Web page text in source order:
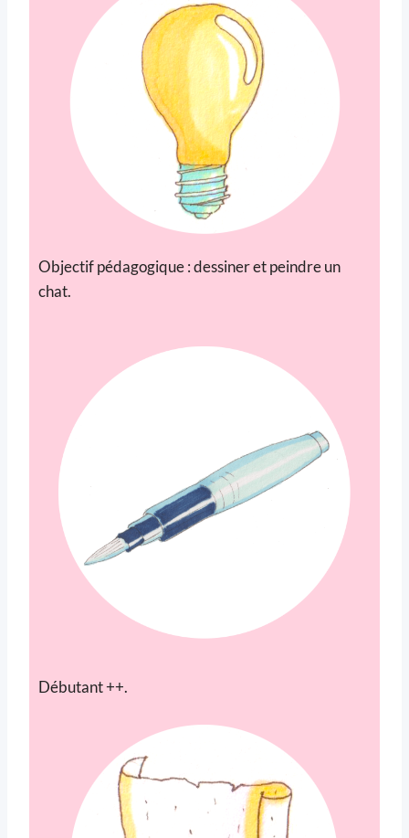
Objectif pédagogique : dessiner et peindre un
chat.
Débutant ++.